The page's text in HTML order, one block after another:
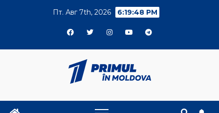
Пт. Авг 7th, 2026 6:19:48 PM